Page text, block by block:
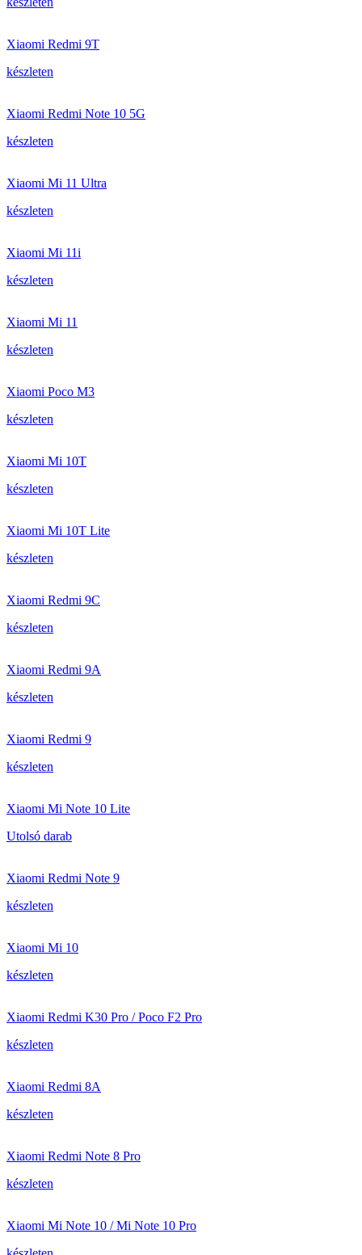
Xiaomi Redmi 9T
készleten
Xiaomi Redmi Note 10 5G
készleten
Xiaomi Mi 11 Ultra
készleten
Xiaomi Mi 11i
készleten
Xiaomi Mi 11
készleten
Xiaomi Poco M3
készleten
Xiaomi Mi 10T
készleten
Xiaomi Mi 10T Lite
készleten
Xiaomi Redmi 9C
készleten
Xiaomi Redmi 9A
készleten
Xiaomi Redmi 9
készleten
Xiaomi Mi Note 10 Lite
Utolsó darab
Xiaomi Redmi Note 9
készleten
Xiaomi Mi 10
készleten
Xiaomi Redmi K30 Pro / Poco F2 Pro
készleten
Xiaomi Redmi 8A
készleten
Xiaomi Redmi Note 8 Pro
készleten
Xiaomi Mi Note 10 / Mi Note 10 Pro